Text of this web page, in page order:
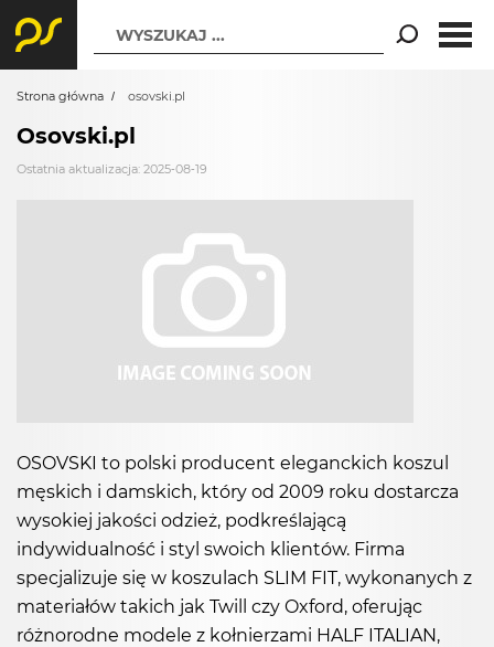
WYSZUKAJ ...
Strona główna osovski.pl
Osovski.pl
Ostatnia aktualizacja: 2025-08-19
OSOVSKI to polski producent eleganckich koszul
męskich i damskich, który od 2009 roku dostarcza
wysokiej jakości odzież, podkreślającą
indywidualność i styl swoich klientów. Firma
specjalizuje się w koszulach SLIM FIT, wykonanych z
materiałów takich jak Twill czy Oxford, oferując
różnorodne modele z kołnierzami HALF ITALIAN,